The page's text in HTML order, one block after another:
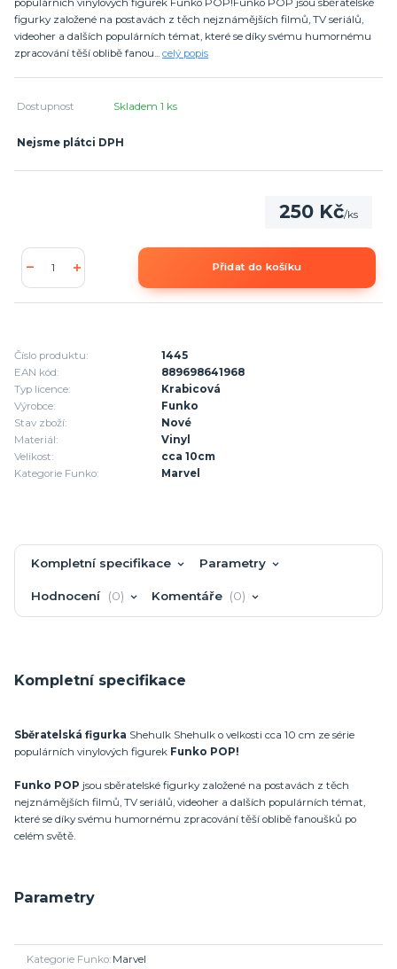
populárních vinylových figurek Funko POP!Funko POP jsou sběratelské
figurky založené na postavách z těch nejznámějších filmů, TV seriálů,
videoher a dalších populárních témat, které se díky svému humornému
zpracování těší oblibě fanou... celý popis
Dostupnost Skladem 1 ks
Nejsme plátci DPH
250 Kč/ks
Přidat do košíku
Číslo produktu:
1445
EAN kód:
889698641968
Typ licence:
Krabicová
Výrobce:
Funko
Stav zboží:
Nové
Materiál:
Vinyl
Velikost:
cca 10cm
Kategorie Funko:
Marvel
Kompletní specifikace Parametry
Hodnocení 0 Komentáře 0
Kompletní specifikace
Sběratelská figurka Shehulk Shehulk o velkosti cca 10 cm ze série
populárních vinylových figurek Funko POP!
Funko POP jsou sběratelské figurky založené na postavách z těch
nejznámějších filmů, TV seriálů, videoher a dalších populárních témat,
které se díky svému humornému zpracování těší oblibě fanoušků po
celém světě.
Parametry
Kategorie Funko Marvel